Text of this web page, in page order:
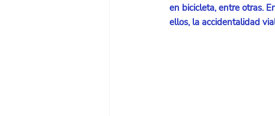
en bicicleta, entre otras.
ellos, la accidentalidad